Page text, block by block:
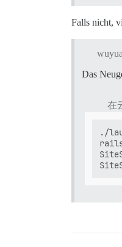
Falls nicht,
Das
在
./